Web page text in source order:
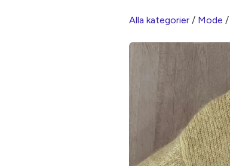
Alla kategorier / Mode /